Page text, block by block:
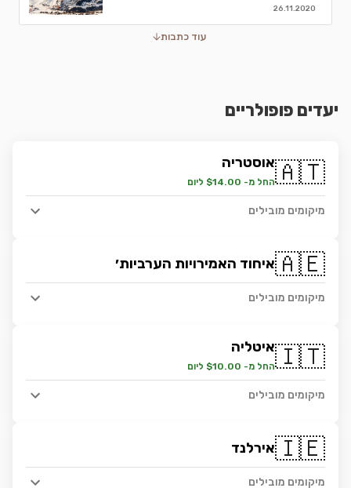
כלל מפגישות.
26.11.2020
עוד כתבות
יעדים פופולריים
🇦🇹אוסטריה
החל מ- $14.00 ליום
מיקומים מובילים
🇦🇪איחוד האמירויות הערביות׳
מיקומים מובילים
🇮🇹איטליה
החל מ- $10.00 ליום
מיקומים מובילים
🇮🇪אירלנד
מיקומים מובילים